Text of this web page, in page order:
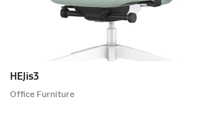
HEJis3
Office Furniture